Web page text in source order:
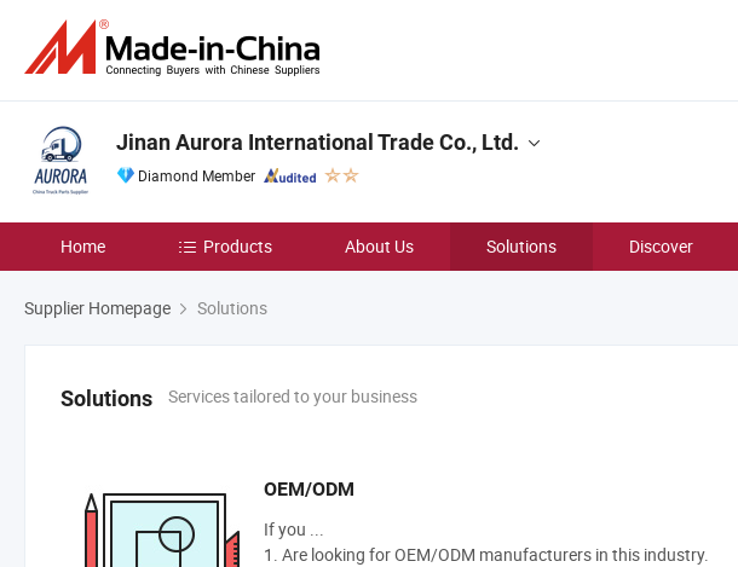
Jinan Aurora International Trade Co., Ltd.
Diamond Member
Home Products About Us Solutions Discover
Supplier Homepage Solutions
Solutions Services tailored to your business
OEM/ODM
If you ...
1. Are looking for OEM/ODM manufacturers in this industry.